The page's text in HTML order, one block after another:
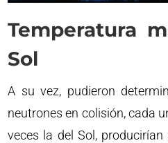
Temperatura
Sol
A su vez, pudieron
neutrones en colisión, cada
veces la del Sol,